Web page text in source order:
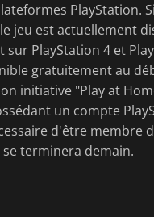
PlayStation.
jeu est actuellement
PlayStation 4 et
gratuitement au
initiative "Play at
un compte
d'être membre
se terminera demain.